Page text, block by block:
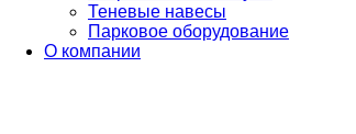
Теневые навесы
Парковое оборудование
О компании